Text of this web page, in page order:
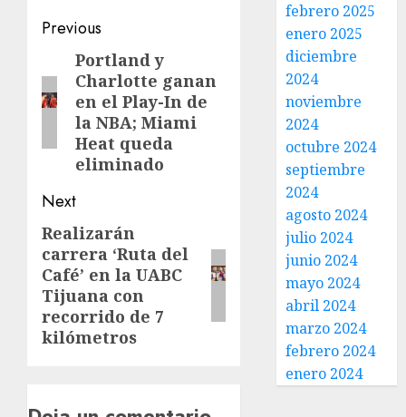
Previous
Portland y
Charlotte ganan
en el Play-In de
la NBA; Miami
Heat queda
eliminado
Next
Realizarán
carrera ‘Ruta del
Café’ en la UABC
Tijuana con
recorrido de 7
kilómetros
febrero 2025
enero 2025
diciembre
2024
noviembre
2024
octubre 2024
septiembre
2024
agosto 2024
julio 2024
junio 2024
mayo 2024
abril 2024
marzo 2024
febrero 2024
enero 2024